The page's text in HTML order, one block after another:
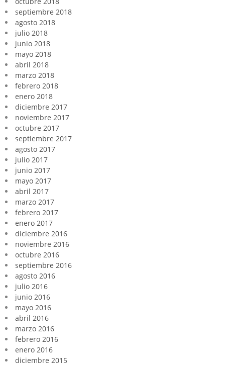
septiembre 2018
agosto 2018
julio 2018
junio 2018
mayo 2018
abril 2018
marzo 2018
febrero 2018
enero 2018
diciembre 2017
noviembre 2017
octubre 2017
septiembre 2017
agosto 2017
julio 2017
junio 2017
mayo 2017
abril 2017
marzo 2017
febrero 2017
enero 2017
diciembre 2016
noviembre 2016
octubre 2016
septiembre 2016
agosto 2016
julio 2016
junio 2016
mayo 2016
abril 2016
marzo 2016
febrero 2016
enero 2016
diciembre 2015